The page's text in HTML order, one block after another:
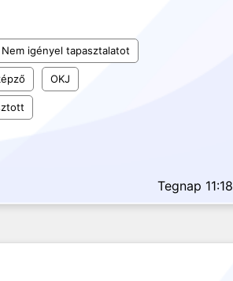
Nem igényel tapasztalatot
OKJ
Tegnap 11:18